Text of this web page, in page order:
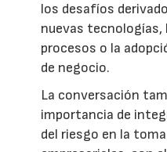
los desafíos
nuevas
procesos o la
de negocio.
La conversación
importancia de
del riesgo en la